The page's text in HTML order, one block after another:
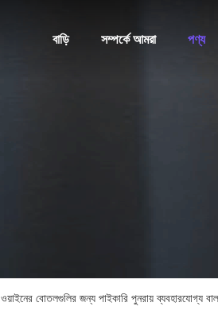
বাড়ি সম্পর্কে আমরা পণ্য
ওয়াইনের বোতলগুলির জন্য পাইকারি পুনরায় ব্যবহারযোগ্য